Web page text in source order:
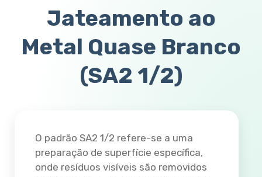
Jateamento ao
Metal Quase Branco
(SA2 1/2)
O padrão SA2 1/2 refere-se a uma
preparação de superfície específica,
onde resíduos visíveis são removidos